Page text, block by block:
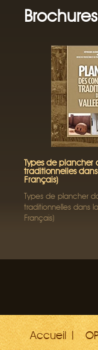
Brochures
Types de plancher
traditionnelles
Français)
Types de plancher
traditionnelles dans
Français)
Accueil